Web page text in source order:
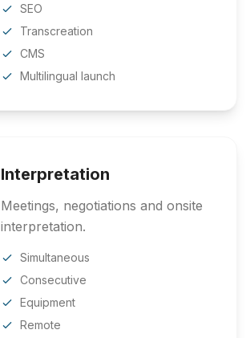
SEO
Transcreation
CMS
Multilingual launch
Interpretation
Meetings, negotiations and onsite
interpretation.
Simultaneous
Consecutive
Equipment
Remote